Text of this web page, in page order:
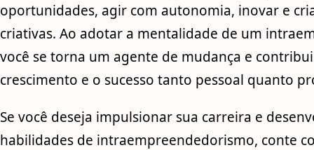
oportunidades, agir com autonomia, inovar e
criativas. Ao adotar a mentalidade de um
você se torna um agente de mudança e
crescimento e o sucesso tanto pessoal quanto
Se você deseja impulsionar sua carreira e
habilidades de intraempreendedorismo, conte